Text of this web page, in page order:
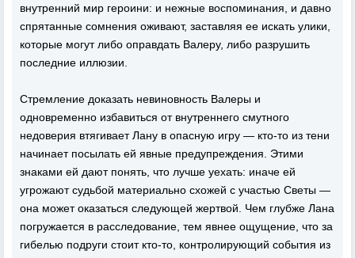
внутренний мир героини: и нежные воспоминания, и давно
спрятанные сомнения оживают, заставляя ее искать улики,
которые могут либо оправдать Валеру, либо разрушить
последние иллюзии.
Стремление доказать невиновность Валеры и
одновременно избавиться от внутреннего смутного
недоверия втягивает Лану в опасную игру — кто-то из тени
начинает посылать ей явные предупреждения. Этими
знаками ей дают понять, что лучше уехать: иначе ей
угрожают судьбой материально схожей с участью Светы —
она может оказаться следующей жертвой. Чем глубже Лана
погружается в расследование, тем явнее ощущение, что за
гибелью подруги стоит кто-то, контролирующий события из